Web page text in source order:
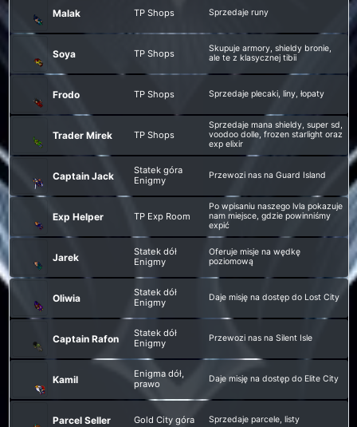
Malak TP Shops Sprzedaje runy
Soya TP Shops
Skupuje armory, shieldy bronie,
ale te z klasycznej tibii
Frodo TP Shops Sprzedaje plecaki, liny, łopaty
Trader Mirek TP Shops
Sprzedaje mana shieldy, super sd,
voodoo dolle, frozen starlight oraz
exp elixir
Captain Jack
Statek góra
Enigmy
Przewozi nas na Guard Island
Exp Helper TP Exp Room
Po wpisaniu naszego lvla pokazuje
nam miejsce, gdzie powinniśmy
expić
Jarek
Statek dół
Enigmy
Oferuje misje na wędkę
poziomową
Oliwia
Statek dół
Enigmy
Daje misję na dostęp do Lost City
Captain Rafon
Statek dół
Enigmy
Przewozi nas na Silent Isle
Kamil
Enigma dół,
prawo
Daje misję na dostęp do Elite City
Parcel Seller Gold City góra Sprzedaje parcele, listy